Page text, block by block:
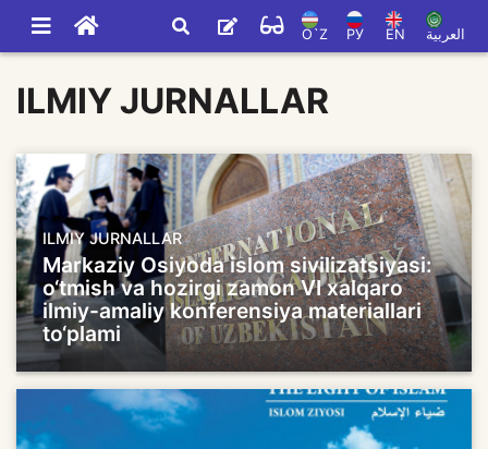
O`Z РУ EN العربية
ILMIY JURNALLAR
ILMIY JURNALLAR
Markaziy Osiyoda islom sivilizatsiyasi:
o‘tmish va hozirgi zamon VI xalqaro
ilmiy-amaliy konferensiya materiallari
to‘plami